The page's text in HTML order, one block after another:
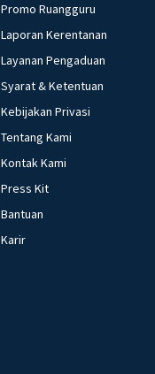
Promo Ruangguru
Laporan Kerentanan
Layanan Pengaduan
Syarat & Ketentuan
Kebijakan Privasi
Tentang Kami
Kontak Kami
Press Kit
Bantuan
Karir